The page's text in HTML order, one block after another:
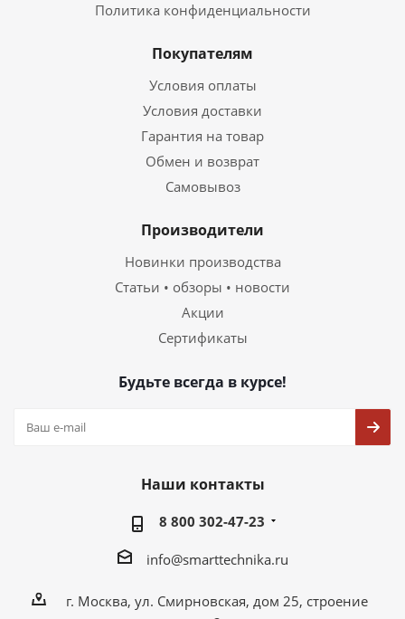
Политика конфиденциальности
Покупателям
Условия оплаты
Условия доставки
Гарантия на товар
Обмен и возврат
Самовывоз
Производители
Новинки производства
Статьи • обзоры • новости
Акции
Сертификаты
Будьте всегда в курсе!
Наши контакты
8 800 302-47-23
info@smarttechnika.ru
г. Москва, ул. Смирновская, дом 25, строение